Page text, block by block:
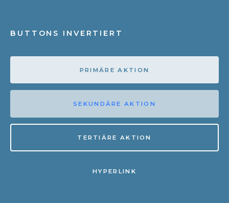
BUTTONS INVERTIERT
PRIMÄRE AKTION
SEKUNDÄRE AKTION
TERTIÄRE AKTION
HYPERLINK